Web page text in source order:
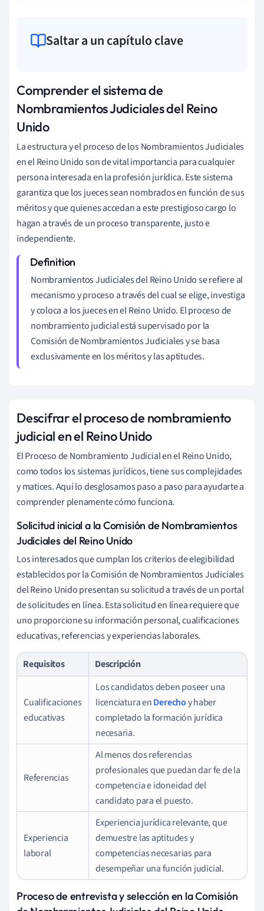
Saltar a un capítulo clave
Comprender el sistema de
Nombramientos Judiciales del Reino
Unido
La estructura y el proceso de los Nombramientos Judiciales
en el Reino Unido son de vital importancia para cualquier
persona interesada en la profesión jurídica. Este sistema
garantiza que los jueces sean nombrados en función de sus
méritos y que quienes accedan a este prestigioso cargo lo
hagan a través de un proceso transparente, justo e
independiente.
Nombramientos Judiciales del Reino Unido se refiere al
mecanismo y proceso a través del cual se elige, investiga
y coloca a los jueces en el Reino Unido. El proceso de
nombramiento judicial está supervisado por la
Comisión de Nombramientos Judiciales y se basa
exclusivamente en los méritos y las aptitudes.
Descifrar el proceso de nombramiento
judicial en el Reino Unido
El Proceso de Nombramiento Judicial en el Reino Unido,
como todos los sistemas jurídicos, tiene sus complejidades
y matices. Aquí lo desglosamos paso a paso para ayudarte a
comprender plenamente cómo funciona.
Solicitud inicial a la Comisión de Nombramientos
Judiciales del Reino Unido
Los interesados que cumplan los criterios de elegibilidad
establecidos por la Comisión de Nombramientos Judiciales
del Reino Unido presentan su solicitud a través de un portal
de solicitudes en línea. Esta solicitud en línea requiere que
uno proporcione su información personal, cualificaciones
educativas, referencias y experiencias laborales.
Requisitos Descripción
Cualificaciones
educativas
Los candidatos deben poseer una
licenciatura enDerechoy haber
completado la formación jurídica
necesaria.
Referencias
Al menos dos referencias
profesionales que puedan dar fe de la
competencia e idoneidad del
candidato para el puesto.
Experiencia
laboral
Experiencia jurídica relevante, que
demuestre las aptitudes y
competencias necesarias para
desempeñar una función judicial.
Proceso de entrevista y selección en la Comisión